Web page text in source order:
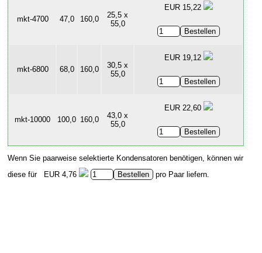
mkt-4700 47,0 160,0
25,5 x
55,0
EUR 15,22
mkt-6800 68,0 160,0
30,5 x
55,0
EUR 19,12
mkt-10000 100,0 160,0
43,0 x
55,0
EUR 22,60
Wenn Sie paarweise selektierte Kondensatoren benötigen, können wir
diese für
EUR 4,76 pro Paar liefern.